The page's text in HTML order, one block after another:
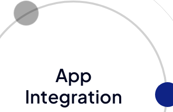
App
Integration